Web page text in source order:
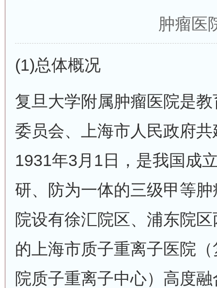
肿瘤医
(1)总体概况
复旦大学附属肿瘤医院是
委员会、上海市人民政府
1931年3月1日，是我国成
研、防为一体的三级甲等
院设有徐汇院区、浦东院
的上海市质子重离子医院
院质子重离子中心）高度